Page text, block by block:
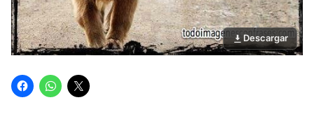
Descargar